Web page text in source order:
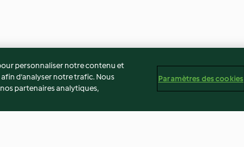
personnaliser notre contenu et
d’analyser notre trafic. Nous
partenaires analytiques,
Paramètres des cookies